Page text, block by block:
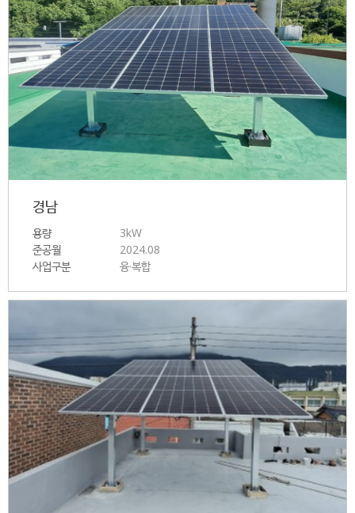
경남
용량
3kW
준공월
2024.08
사업구분
융·복합